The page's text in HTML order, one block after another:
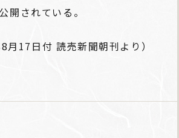
開されている。
8月17日付 読売新聞朝刊より）